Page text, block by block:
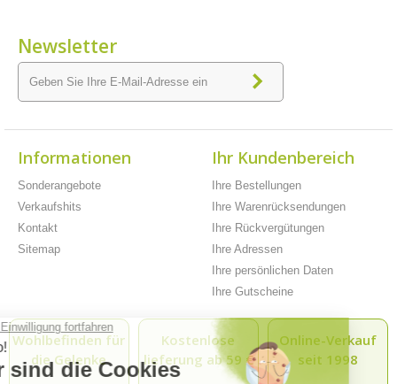
Newsletter
Informationen
Sonderangebote
Verkaufshits
Kontakt
Sitemap
Ihr Kundenbereich
Ihre Bestellungen
Ihre Warenrücksendungen
Ihre Rückvergütungen
Ihre Adressen
Ihre persönlichen Daten
Ihre Gutscheine
Wohlbefinden für
die Gelenke
Kostenlose
lieferung ab 59 €
Online-Verkauf
seit 1998